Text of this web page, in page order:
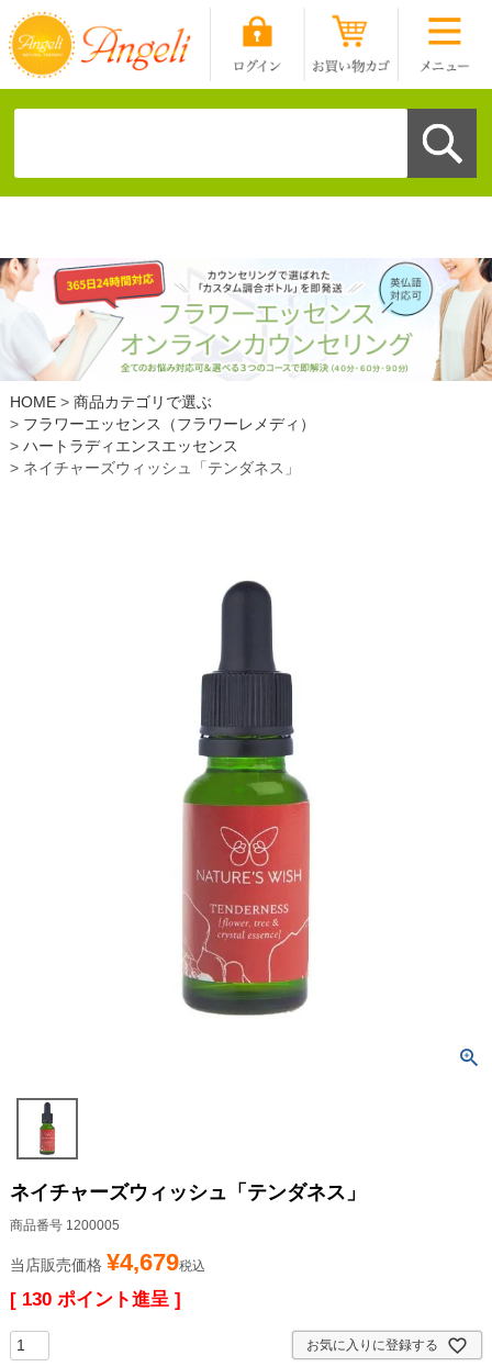
HOME
商品カテゴリで選ぶ
フラワーエッセンス（フラワーレメディ）
ハートラディエンスエッセンス
ネイチャーズウィッシュ「テンダネス」
ネイチャーズウィッシュ「テンダネス」
商品番号 1200005
当店販売価格 ¥4,679税込
[ 130 ポイント進呈 ]
お気に入りに登録する